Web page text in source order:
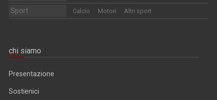
Sport Calcio Motori Altri sport
chi siamo
Presentazione
Sostienici